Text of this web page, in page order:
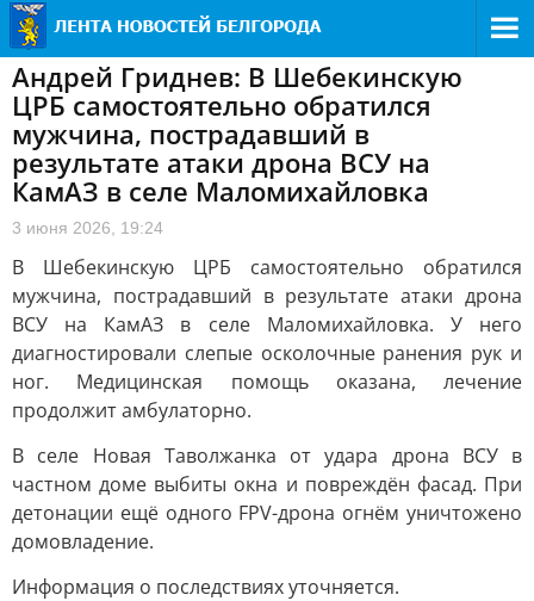
Андрей Гриднев: В Шебекинскую
ЦРБ самостоятельно обратился
мужчина, пострадавший в
результате атаки дрона ВСУ на
КамАЗ в селе Маломихайловка
3 июня 2026, 19:24
В Шебекинскую ЦРБ самостоятельно обратился
мужчина, пострадавший в результате атаки дрона
ВСУ на КамАЗ в селе Маломихайловка. У него
диагностировали слепые осколочные ранения рук и
ног. Медицинская помощь оказана, лечение
продолжит амбулаторно.
В селе Новая Таволжанка от удара дрона ВСУ в
частном доме выбиты окна и повреждён фасад. При
детонации ещё одного FPV-дрона огнём уничтожено
домовладение.
Информация о последствиях уточняется.